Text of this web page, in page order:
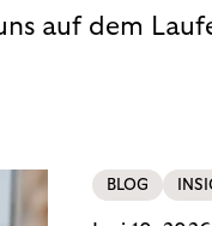
auf dem
BLOG